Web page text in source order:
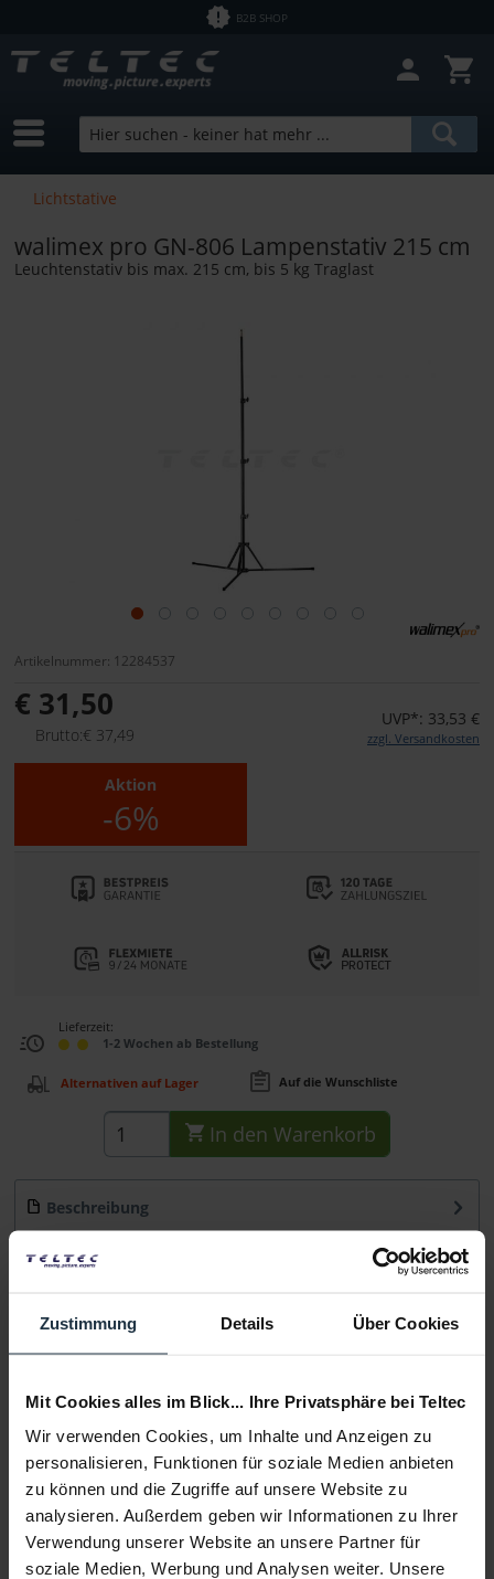
Zustimmung Details Über Cookies
Mit Cookies alles im Blick... Ihre Privatsphäre bei Teltec
Wir verwenden Cookies, um Inhalte und Anzeigen zu
personalisieren, Funktionen für soziale Medien anbieten
zu können und die Zugriffe auf unsere Website zu
analysieren. Außerdem geben wir Informationen zu Ihrer
Verwendung unserer Website an unsere Partner für
soziale Medien, Werbung und Analysen weiter. Unsere
B2B SHOP
Lichtstative
walimex pro GN-806 Lampenstativ 215 cm
Leuchtenstativ bis max. 215 cm, bis 5 kg Traglast
Artikelnummer: 12284537
€ 31,50
Brutto:€ 37,49
UVP*: 33,53 €
zzgl. Versandkosten
Aktion
-6%
Lieferzeit:
1-2 Wochen ab Bestellung
Alternativen auf Lager Auf die Wunschliste
In den Warenkorb
Beschreibung
Hauptmerkmale: Sehr stabiles,...
Beratung
Infos zu Hersteller & Produktsicherheit
Folgende Infos zum Hersteller sind verfübar...... mehr
Weitere Artikel von walimex pro ansehen